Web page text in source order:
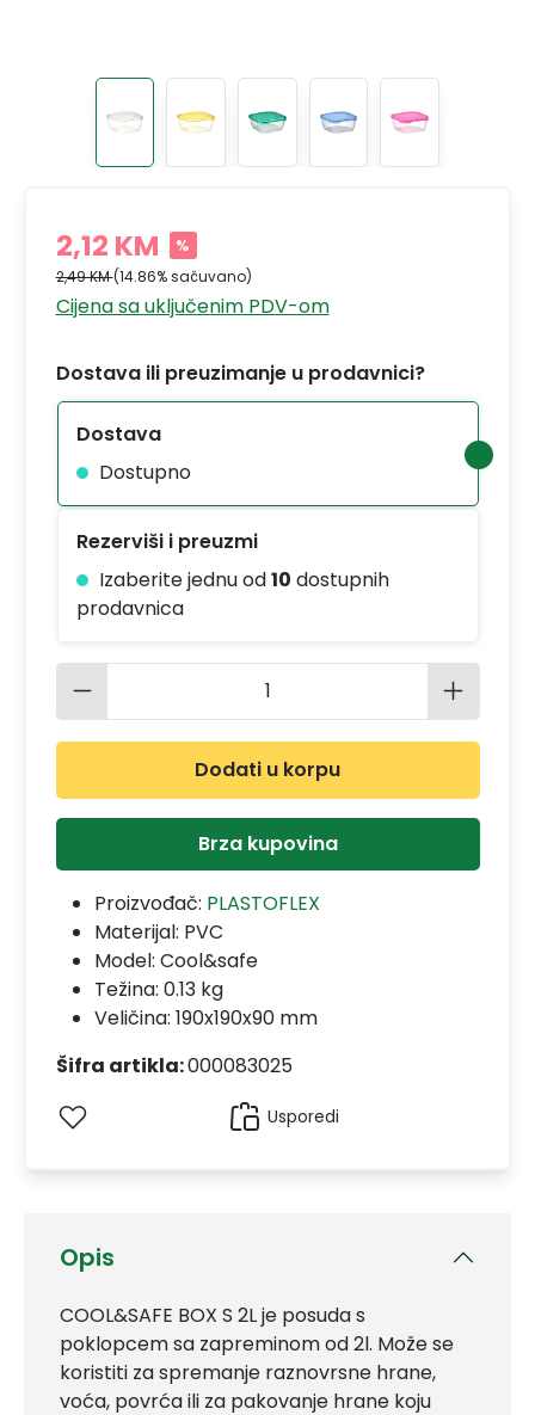
Opis
COOL&SAFE BOX S 2L je posuda s
poklopcem sa zapreminom od 2l. Može se
koristiti za spremanje raznovrsne hrane,
voća, povrća ili za pakovanje hrane koju
2,12 KM %
2,49 KM(14.86% sačuvano)
Cijena sa uključenim PDV-om
Dostava ili preuzimanje u prodavnici?
Dostava
Dostupno
Rezerviši i preuzmi
Izaberite jednu od10 dostupnih
prodavnica
Količina proizvoda: Unesite
Dodati u korpu
Brza kupovina
Proizvođač: PLASTOFLEX
Materijal: PVC
Model: Cool&safe
Težina: 0.13 kg
Veličina: 190x190x90 mm
Šifra artikla:000083025
Usporedi